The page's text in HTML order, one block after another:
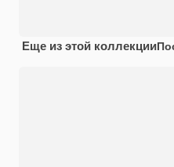
Еще из этой коллекции